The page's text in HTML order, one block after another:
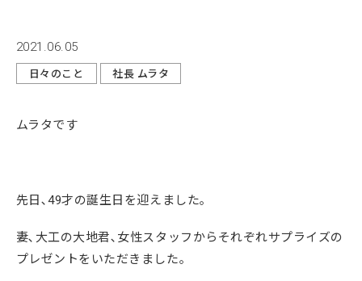
2021.06.05
日々のこと 社長 ムラタ
ムラタです
先日､49才の誕生日を迎えました｡
妻､大工の大地君､女性スタッフからそれぞれサプライズの
プレゼントをいただきました｡